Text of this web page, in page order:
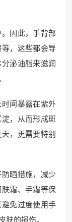
因此，手背部
，这些都会导
泌油脂来滋润
间暴露在紫外
，从而形成斑
，更需要特别
晒措施，减少
霜、手霜等保
免过度使用手
的损伤。